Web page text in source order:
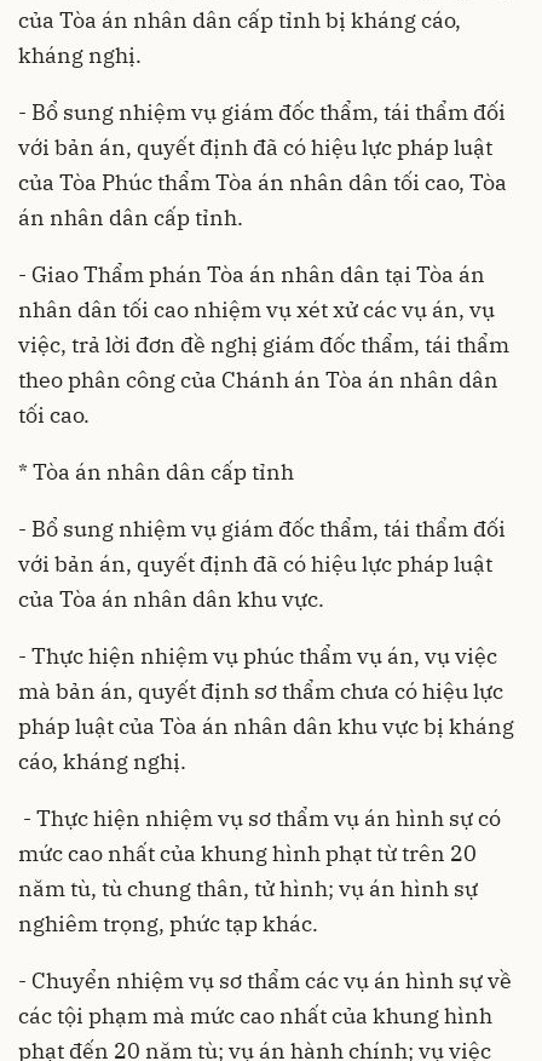
của Tòa án nhân dân cấp tỉnh bị kháng cáo,
kháng nghị.
- Bổ sung nhiệm vụ giám đốc thẩm, tái thẩm đối
với bản án, quyết định đã có hiệu lực pháp luật
của Tòa Phúc thẩm Tòa án nhân dân tối cao, Tòa
án nhân dân cấp tỉnh.
- Giao Thẩm phán Tòa án nhân dân tại Tòa án
nhân dân tối cao nhiệm vụ xét xử các vụ án, vụ
việc, trả lời đơn đề nghị giám đốc thẩm, tái thẩm
theo phân công của Chánh án Tòa án nhân dân
tối cao.
* Tòa án nhân dân cấp tỉnh
- Bổ sung nhiệm vụ giám đốc thẩm, tái thẩm đối
với bản án, quyết định đã có hiệu lực pháp luật
của Tòa án nhân dân khu vực.
- Thực hiện nhiệm vụ phúc thẩm vụ án, vụ việc
mà bản án, quyết định sơ thẩm chưa có hiệu lực
pháp luật của Tòa án nhân dân khu vực bị kháng
cáo, kháng nghị.
- Thực hiện nhiệm vụ sơ thẩm vụ án hình sự có
mức cao nhất của khung hình phạt từ trên 20
năm tù, tù chung thân, tử hình; vụ án hình sự
nghiêm trọng, phức tạp khác.
- Chuyển nhiệm vụ sơ thẩm các vụ án hình sự về
các tội phạm mà mức cao nhất của khung hình
phạt đến 20 năm tù; vụ án hành chính; vụ việc